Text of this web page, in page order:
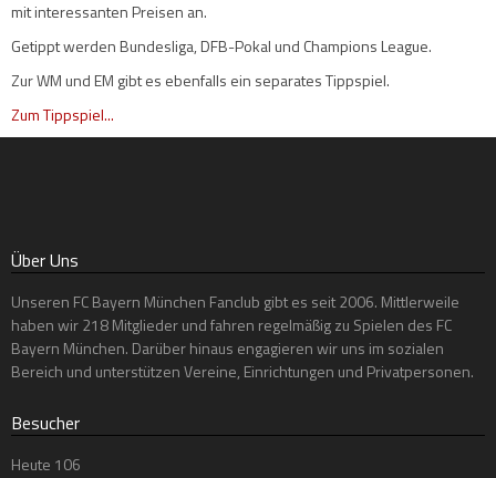
mit interessanten Preisen an.
Getippt werden Bundesliga, DFB-Pokal und Champions League.
Zur WM und EM gibt es ebenfalls ein separates Tippspiel.
Zum Tippspiel...
Über Uns
Unseren FC Bayern München Fanclub gibt es seit 2006. Mittlerweile
haben wir 218 Mitglieder und fahren regelmäßig zu Spielen des FC
Bayern München. Darüber hinaus engagieren wir uns im sozialen
Bereich und unterstützen Vereine, Einrichtungen und Privatpersonen.
Besucher
Heute 106